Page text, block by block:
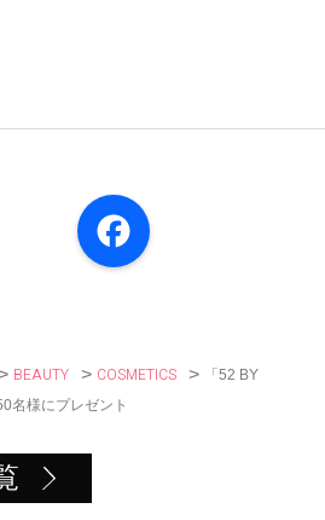
BEAUTY > COSMETICS >
「52 BY
名様にプレゼント